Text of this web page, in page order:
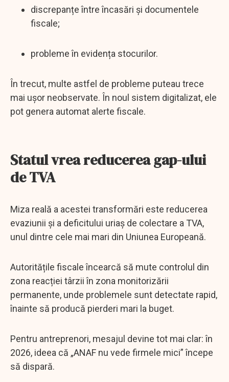
discrepanțe între încasări și documentele
fiscale;
probleme în evidența stocurilor.
În trecut, multe astfel de probleme puteau trece
mai ușor neobservate. În noul sistem digitalizat, ele
pot genera automat alerte fiscale.
Statul vrea reducerea gap-ului
de TVA
Miza reală a acestei transformări este reducerea
evaziunii și a deficitului uriaș de colectare a TVA,
unul dintre cele mai mari din Uniunea Europeană.
Autoritățile fiscale încearcă să mute controlul din
zona reacției târzii în zona monitorizării
permanente, unde problemele sunt detectate rapid,
înainte să producă pierderi mari la buget.
Pentru antreprenori, mesajul devine tot mai clar: în
2026, ideea că „ANAF nu vede firmele mici” începe
să dispară.